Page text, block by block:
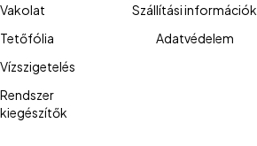
Vakolat
Tetőfólia
Vízszigetelés
Rendszer
kiegészítők
Szállítási információk
Adatvédelem